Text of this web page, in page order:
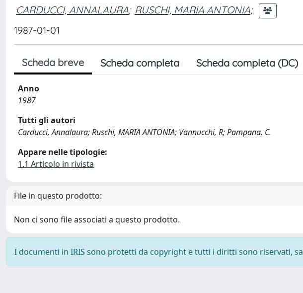
CARDUCCI, ANNALAURA; RUSCHI, MARIA ANTONIA;
1987-01-01
Scheda breve Scheda completa Scheda completa (DC)
Anno
1987
Tutti gli autori
Carducci, Annalaura; Ruschi, MARIA ANTONIA; Vannucchi, R; Pampana, C.
Appare nelle tipologie:
1.1 Articolo in rivista
File in questo prodotto:
Non ci sono file associati a questo prodotto.
I documenti in IRIS sono protetti da copyright e tutti i diritti sono riservati,